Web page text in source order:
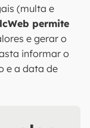
(multa e
permite
e gerar o
informar o
e a data de